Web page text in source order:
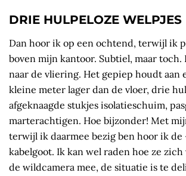
DRIE HULPELOZE WELPJES
Dan hoor ik op een ochtend, terwijl ik
boven mijn kantoor. Subtiel, maar
naar de vliering. Het gepiep houdt aan
kleine meter lager dan de vloer, drie
afgeknaagde stukjes isolatieschuim,
marterachtigen. Hoe bijzonder! Met
terwijl ik daarmee bezig ben hoor ik
kabelgoot. Ik kan wel raden hoe ze
de wildcamera mee, de situatie is te